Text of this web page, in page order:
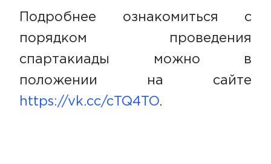
Подробнее ознакомиться с
порядком проведения
спартакиады можно в
положении на сайте
https://vk.cc/cTQ4TO.